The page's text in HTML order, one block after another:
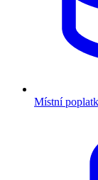
Místní